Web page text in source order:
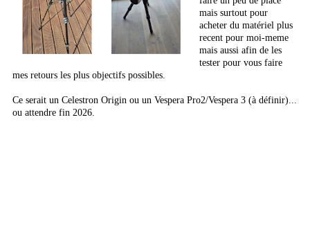
mais surtout pour
acheter du matériel plus
recent pour moi-meme
mais aussi afin de les
tester pour vous faire
mes retours les plus objectifs possibles.
Ce serait un Celestron Origin ou un Vespera Pro2/Vespera 3 (à définir)...
ou attendre fin 2026.